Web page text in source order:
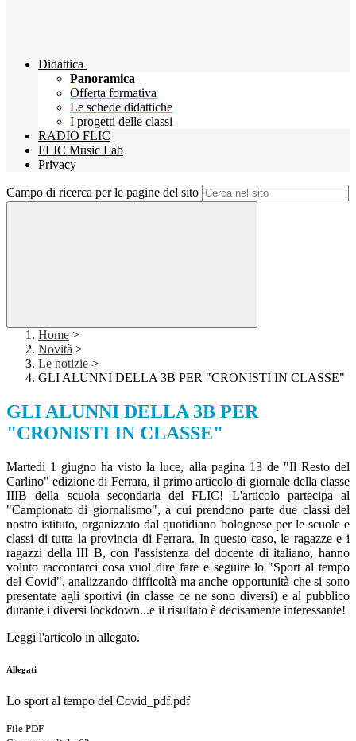
Didattica
Panoramica
Offerta formativa
Le schede didattiche
I progetti delle classi
RADIO FLIC
FLIC Music Lab
Privacy
Campo di ricerca per le pagine del sito
Home >
Novità >
Le notizie >
GLI ALUNNI DELLA 3B PER "CRONISTI IN CLASSE"
GLI ALUNNI DELLA 3B PER
"CRONISTI IN CLASSE"
Martedì 1 giugno ha visto la luce, alla pagina 13 de "Il Resto del
Carlino" edizione di Ferrara, il primo articolo di giornale della classe
IIIB della scuola secondaria del FLIC! L'articolo partecipa al
"Campionato di giornalismo", a cui prendono parte due classi del
nostro istituto, organizzato dal quotidiano bolognese per le scuole e
classi di tutta la provincia di Ferrara. In questo caso, le ragazze e i
ragazzi della III B, con l'assistenza del docente di italiano, hanno
voluto raccontarci cosa vuol dire fare e seguire lo "Sport al tempo
del Covid", analizzando difficoltà ma anche opportunità che si sono
presentate agli sportivi (in classe ce ne sono diversi) e al pubblico
durante i diversi lockdown...e il risultato è decisamente interessante!
Leggi l'articolo in allegato.
Allegati
Lo sport al tempo del Covid_pdf.pdf
File PDF